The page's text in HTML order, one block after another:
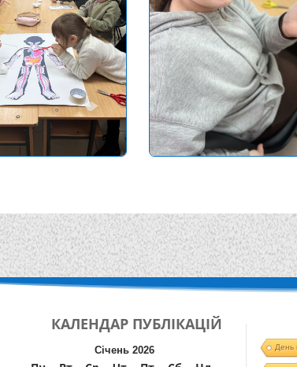
КАЛЕНДАР ПУБЛІКАЦІЙ
Січень 2026 День